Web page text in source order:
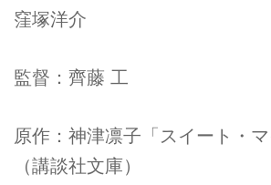
窪塚洋介
監督：齊藤 工
原作：神津凛子「スイート・マ
（講談社文庫）